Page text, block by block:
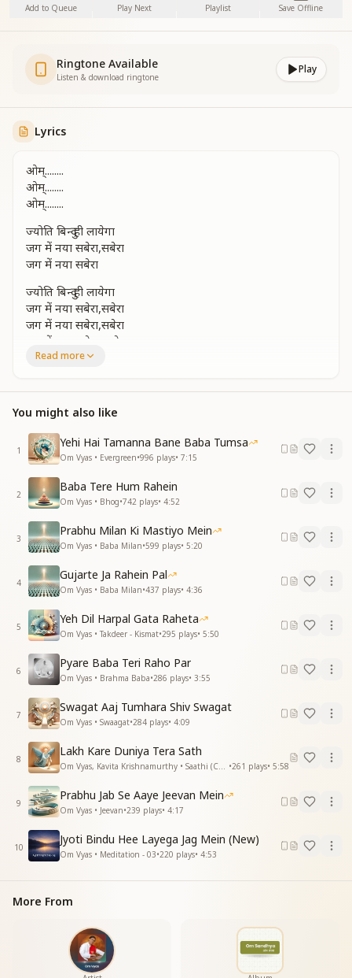
Add to Queue Play Next Playlist Save Offline
Ringtone Available
Listen & download ringtone
Play
Lyrics
ओम्........
ओम्........
ओम्........
ज्योति बिन्दु ही लायेगा
जग में नया सबेरा,सबेरा
जग में नया सबेरा
ज्योति बिन्दु ही लायेगा
जग में नया सबेरा,सबेरा
जग में नया सबेरा,सबेरा
जग में नया सबेरा, सबेरा,
जग में नया सबेरा
ज्योति बिन्दु का ज्ञान है
ज्योति बिन्दु का ज्ञान है
उसमें लगाना ध्यान है
उसमें लगाना ध्यान है
ज्योति बिन्दु ही लायेगा
जग में नया सबेरा, सबेरा
जग में नया सबेरा, सबेरा
जग में नया सबेरा
बाबा की हैं हम सन्तान
बाबा की हैं हम सन्तान
बिन्दु ज्योति का करते ध्यान
बिन्दु ज्योति का करते ध्यान
सबको देते सच्चा ज्ञान
सबको देते सच्चा ज्ञान
ज्योति बिन्दु ही लायेगा
जग में नया सबेरा, सबेरा
जग में नया सबेरा, सबेरा
जग में नया सबेरा
सतयुग को लाने वाला है
सतयुग को लाने वाला है
ज्योति बिन्दु का पावन ज्ञान
ज्योति बिन्दु का पावन ज्ञान
जिससे सुख और शांति मिलेगी
जिससे सुख और शांति मिलेगी
होगा जन-जन का कल्याण
ज्योति बिन्दु ही लायेगा
जग में नया सबेरा, सबेरा
जग में नया सबेरा, सबेरा
जग में नया सबेरा, सबेरा
Read more
You might also like
1
Yehi Hai Tamanna Bane Baba Tumsa
Om Vyas • Evergreen•996 plays• 7:15
2
Baba Tere Hum Rahein
Om Vyas • Bhog•742 plays• 4:52
3
Prabhu Milan Ki Mastiyo Mein
Om Vyas • Baba Milan•599 plays• 5:20
4
Gujarte Ja Rahein Pal
Om Vyas • Baba Milan•437 plays• 4:36
5
Yeh Dil Harpal Gata Raheta
Om Vyas • Takdeer - Kismat•295 plays• 5:50
6
Pyare Baba Teri Raho Par
Om Vyas • Brahma Baba•286 plays• 3:55
7
Swagat Aaj Tumhara Shiv Swagat
Om Vyas • Swaagat•284 plays• 4:09
8
Lakh Kare Duniya Tera Sath
•261 plays• 5:58
9
Prabhu Jab Se Aaye Jeevan Mein
Om Vyas • Jeevan•239 plays• 4:17
10
Jyoti Bindu Hee Layega Jag Mein (New)
Om Vyas • Meditation - 03•220 plays• 4:53
More From